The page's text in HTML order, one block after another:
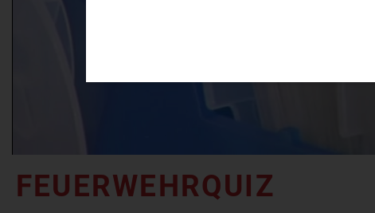
FEUERWEHRQUIZ